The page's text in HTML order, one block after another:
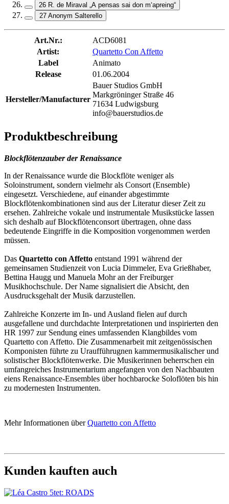
26 R. de Miraval „A pensas sai don m‘apreing“
27 Anonym Salterello
Art.Nr.:
ACD6081
Artist:
Quartetto Con Affetto
Label
Animato
Release
01.06.2004
Hersteller/Manufacturer
Bauer Studios GmbH
Markgröninger Straße 46
71634 Ludwigsburg
info@bauerstudios.de
Produktbeschreibung
Blockflötenzauber der Renaissance
In der Renaissance wurde die Blockflöte weniger als
Soloinstrument, sondern vielmehr als Consort (Ensemble)
eingesetzt. Verschiedene, auf einander abgestimmte
Blockflötenkombinationen sind aus der Literatur dieser Zeit zu
ersehen. Zahlreiche vokale und instrumentale Musikstücke lassen
sich deshalb auf Blockflötenconsort übertragen, ohne dass
bedeutende Eingriffe in die Komposition vorgenommen werden
müssen.
Das Quartetto con Affetto entstand 1991 während der
gemeinsamen Studienzeit von Lucia Dimmeler, Eva Grießhaber,
Bettina Haugg und Manuela Mohr an der Freiburger
Musikhochschule. Der Name signalisiert die Absicht, den
Ausdrucksgehalt der Musik darzustellen.
Zahlreiche Konzerte im In- und Ausland fielen auf durch
ausgefallene und durchdachte Interpretationen und inspirierten den
HR 1997 zur Sendung eines umfassenden Klangbildes vom
Quartetto con Affetto. Die Zusammenarbeit mit zeitgenössischen
Komponisten führte zu Uraufführugnen kammermusikalischer und
solistischer Blockflötenwerke. Die Musikerinnen beherrschen ein
umfangreiches Instrumentarium angefangen von den Nachbauten
eiens Renaissance-Ensembles über hochbarocke Soloflöten bis hin
zu modernesten Instrumenten.
Mehr Informationen überQuartetto con Affetto
Kunden kauften auch